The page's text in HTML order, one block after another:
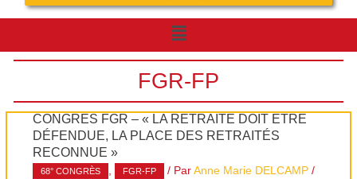
FGR-FP
CONGRÈS FGR – « LA RETRAITE DOIT ÊTRE
DÉFENDUE, LA PLACE DES RETRAITÉS
RECONNUE »
68° CONGRÈS , FGR-FP / ParAnne Marie DELCAMP /